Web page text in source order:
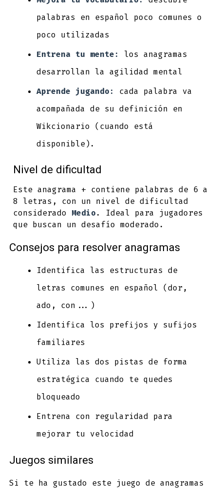
palabras en español poco comunes o
poco utilizadas
Entrena tu mente:
los anagramas
desarrollan la agilidad mental
Aprende jugando:
cada palabra va
acompañada de su definición en
Wikcionario (cuando está
disponible).
Nivel de dificultad
Este anagrama + contiene palabras de 6 a
8 letras, con un nivel de dificultad
considerado Medio. Ideal para jugadores
que buscan un desafío moderado.
Consejos para resolver anagramas
Identifica las estructuras de
letras comunes en español (dor,
ado, con...)
Identifica los prefijos y sufijos
familiares
Utiliza las dos pistas de forma
estratégica cuando te quedes
bloqueado
Entrena con regularidad para
mejorar tu velocidad
Juegos similares
Si te ha gustado este juego de anagramas